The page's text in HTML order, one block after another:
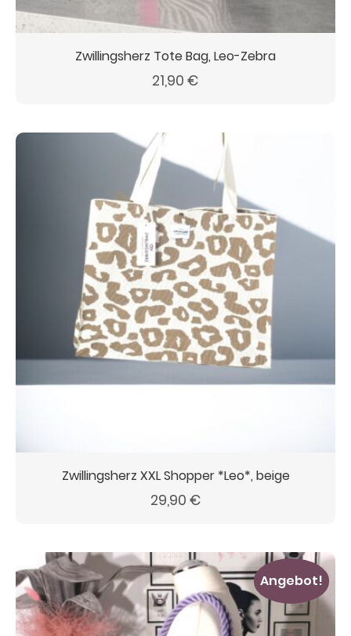
Zwillingsherz Tote Bag, Leo-Zebra
21,90 €
Zwillingsherz XXL Shopper *Leo*, beige
29,90 €
Angebot!